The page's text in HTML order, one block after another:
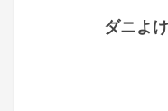
ダニよ